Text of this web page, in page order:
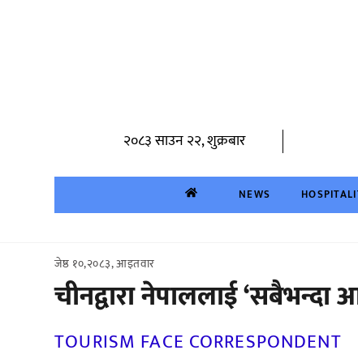
२०८३ साउन २२, शुक्रबार
NEWS
जेष्ठ १०,२०८३, आइतवार
चीनद्वारा नेपाललाई
TOURISM FACE CORRESPONDENT